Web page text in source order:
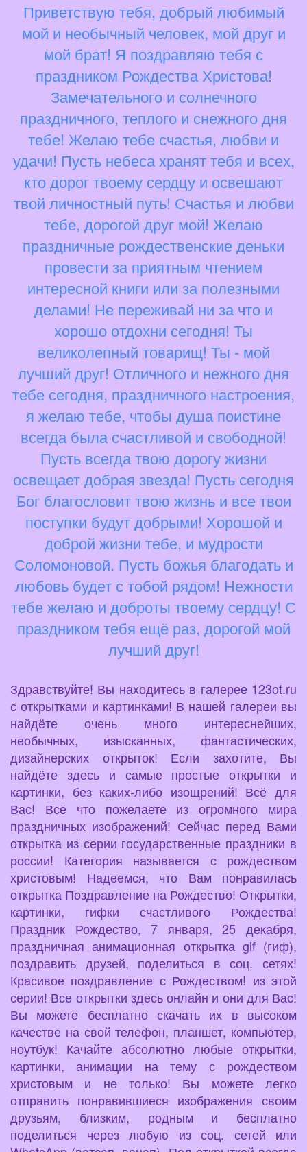
Приветствую тебя, добрый любимый
мой и необычный человек, мой друг и
мой брат! Я поздравляю тебя с
праздником Рождества Христова!
Замечательного и солнечного
праздничного, теплого и снежного дня
тебе! Желаю тебе счастья, любви и
удачи! Пусть небеса хранят тебя и всех,
кто дорог твоему сердцу и освешают
твой личностный путь! Счастья и любви
тебе, дорогой друг мой! Желаю
праздничные рождественские деньки
провести за приятным чтением
интересной книги или за полезными
делами! Не переживай ни за что и
хорошо отдохни сегодня! Ты
великолепный товарищ! Ты - мой
лучший друг! Отличного и нежного дня
тебе сегодня, праздничного настроения,
я желаю тебе, чтобы душа поистине
всегда была счастливой и свободной!
Пусть всегда твою дорогу жизни
освещает добрая звезда! Пусть сегодня
Бог благословит твою жизнь и все твои
поступки будут добрыми! Хорошой и
доброй жизни тебе, и мудрости
Соломоновой. Пусть божья благодать и
любовь будет с тобой рядом! Нежности
тебе желаю и доброты твоему сердцу! С
праздником тебя ещё раз, дорогой мой
лучший друг!
Здравствуйте! Вы находитесь в галерее 123ot.ru
с открытками и картинками! В нашей галереи вы
найдёте очень много интереснейших,
необычных, изысканных, фантастических,
дизайнерских открыток! Если захотите, Вы
найдёте здесь и самые простые открытки и
картинки, без каких-либо изощрений! Всё для
Вас! Всё что пожелаете из огромного мира
праздничных изображений! Сейчас перед Вами
открытка из серии государственные праздники в
россии! Категория называется с рождеством
христовым! Надеемся, что Вам понравилась
открытка Поздравление на Рождество! Открытки,
картинки, гифки счастливого Рождества!
Праздник Рождество, 7 января, 25 декабря,
праздничная анимационная открытка gif (гиф),
поздравить друзей, поделиться в соц. сетях!
Красивое поздравление с Рождеством! из этой
серии! Все открытки здесь онлайн и они для Вас!
Вы можете бесплатно скачать их в высоком
качестве на свой телефон, планшет, компьютер,
ноутбук! Качайте абсолютно любые открытки,
картинки, анимации на тему с рождеством
христовым и не только! Вы можете легко
отправить понравившиеся изображения своим
друзьям, близким, родным и бесплатно
поделиться через любую из соц. сетей или